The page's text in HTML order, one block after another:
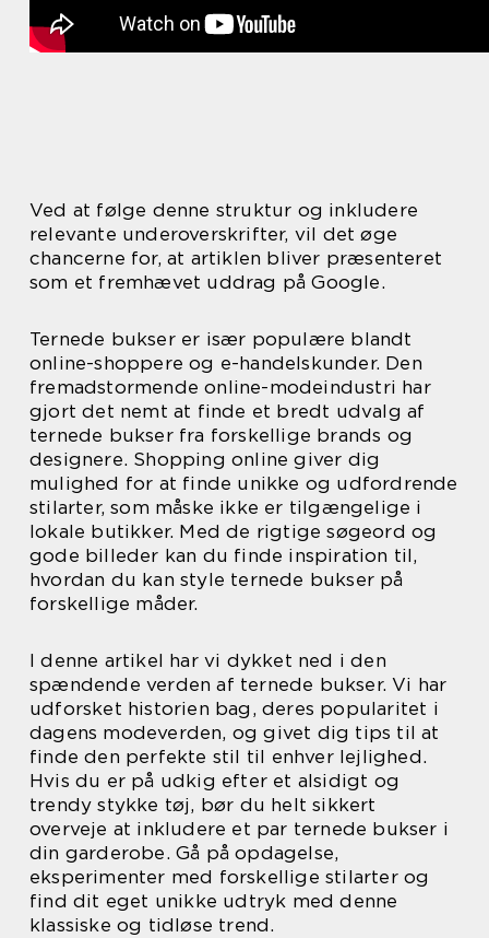
Ved at følge denne struktur og inkludere
relevante underoverskrifter, vil det øge
chancerne for, at artiklen bliver præsenteret
som et fremhævet uddrag på Google.
Ternede bukser er især populære blandt
online-shoppere og e-handelskunder. Den
fremadstormende online-modeindustri har
gjort det nemt at finde et bredt udvalg af
ternede bukser fra forskellige brands og
designere. Shopping online giver dig
mulighed for at finde unikke og udfordrende
stilarter, som måske ikke er tilgængelige i
lokale butikker. Med de rigtige søgeord og
gode billeder kan du finde inspiration til,
hvordan du kan style ternede bukser på
forskellige måder.
I denne artikel har vi dykket ned i den
spændende verden af ternede bukser. Vi har
udforsket historien bag, deres popularitet i
dagens modeverden, og givet dig tips til at
finde den perfekte stil til enhver lejlighed.
Hvis du er på udkig efter et alsidigt og
trendy stykke tøj, bør du helt sikkert
overveje at inkludere et par ternede bukser i
din garderobe. Gå på opdagelse,
eksperimenter med forskellige stilarter og
find dit eget unikke udtryk med denne
klassiske og tidløse trend.